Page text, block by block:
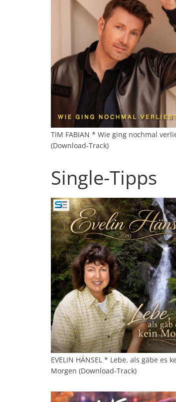
TIM FABIAN * Wie ging nochmal
(Download-Track)
Single-Tipps
EVELIN HÄNSEL * Lebe, als gäbe es
Morgen (Download-Track)